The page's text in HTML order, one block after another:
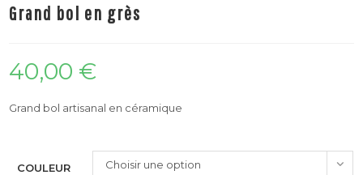
Grand bol en grès
40,00 €
Grand bol artisanal en céramique
COULEUR Choisir une option